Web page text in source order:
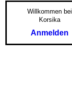
Willkommen bei
Korsika
Anmelden